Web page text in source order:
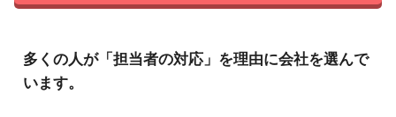
多くの人が「担当者の対応」を理由に会社を選んで
います。